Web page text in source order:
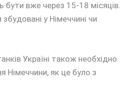
бути вже через 15-18 місяців.
у Німеччині чи
Україні також необхідно
Німеччини, як це було з